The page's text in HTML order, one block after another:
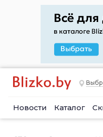
Новости Каталог